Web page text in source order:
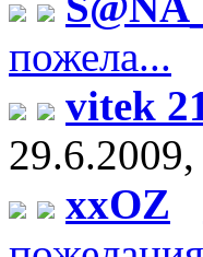
пожела...
vitek
xxOZ